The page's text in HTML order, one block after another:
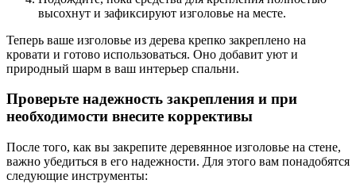
высохнут и зафиксируют изголовье на месте.
Теперь ваше изголовье из дерева крепко закреплено на
кровати и готово использоваться. Оно добавит уют и
природный шарм в ваш интерьер спальни.
Проверьте надежность закрепления и при
необходимости внесите коррективы
После того, как вы закрепите деревянное изголовье на стене,
важно убедиться в его надежности. Для этого вам понадобятся
следующие инструменты: